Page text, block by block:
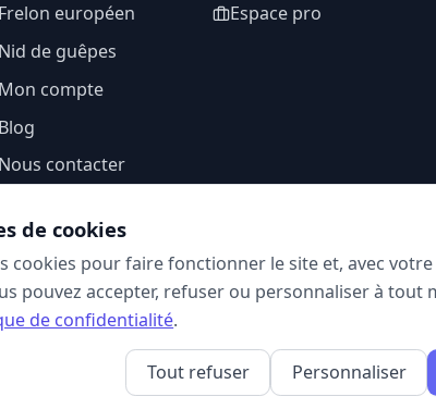
européen
de guêpes
Mon compte
contacter
Espace pro
SUIVEZ-NOUS
de cookies
cookies pour faire fonctionner le site et, avec
pouvez accepter, refuser ou personnaliser à tout
de confidentialité.
Tout refuser Personnaliser